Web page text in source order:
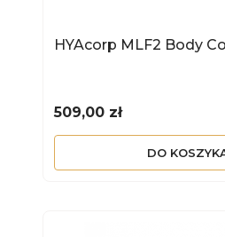
HYAcorp MLF2 Body
Cena
509,00 zł
DO